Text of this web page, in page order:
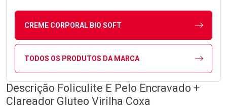
CREME CORPORAL BIO SOFT
TODOS OS PRODUTOS DA MARCA
Descrição Foliculite E Pelo Encravado +
Clareador Gluteo Virilha Coxa